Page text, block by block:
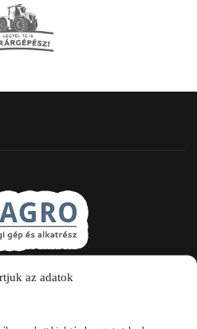
az adatok
d. 1/a